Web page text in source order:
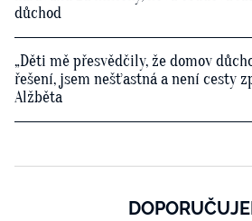
důchod
„Děti mě přesvědčily, že domov
řešení, jsem nešťastná a není cesty
Alžběta